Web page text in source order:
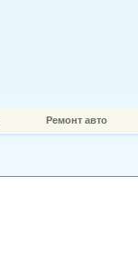
Ремонт авто